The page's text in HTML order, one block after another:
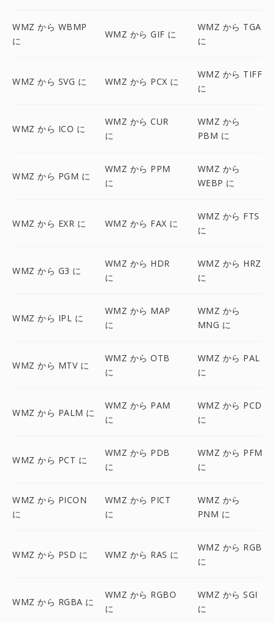
WMZ から WBMP
に
WMZ から GIF に
WMZ から TGA
に
WMZ から SVG に WMZ から PCX に
WMZ から TIFF
に
WMZ から ICO に
WMZ から CUR
に
WMZ から
PBM に
WMZ から PGM に
WMZ から PPM
に
WMZ から
WEBP に
WMZ から EXR に WMZ から FAX に
WMZ から FTS
に
WMZ から G3 に
WMZ から HDR
に
WMZ から HRZ
に
WMZ から IPL に
WMZ から MAP
に
WMZ から
MNG に
WMZ から MTV に
WMZ から OTB
に
WMZ から PAL
に
WMZ から PALM に
WMZ から PAM
に
WMZ から PCD
に
WMZ から PCT に
WMZ から PDB
に
WMZ から PFM
に
WMZ から PICON
に
WMZ から PICT
に
WMZ から
PNM に
WMZ から PSD に WMZ から RAS に
WMZ から RGB
に
WMZ から RGBA に
WMZ から RGBO
に
WMZ から SGI
に